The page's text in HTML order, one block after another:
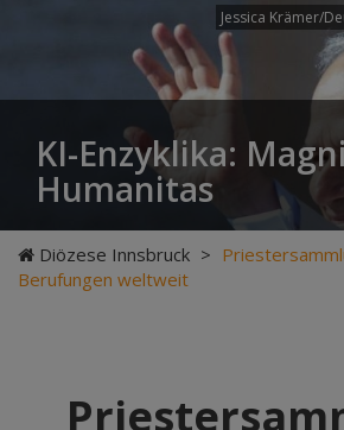
Jessica Krämer/
KI-Enzyklika:
Humanitas
Diözese Innsbruck >
Berufungen weltweit